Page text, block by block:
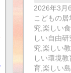
2026年3月
こどもの
究,楽しい
しい自由
究,楽しい
しい環境
育,楽しい